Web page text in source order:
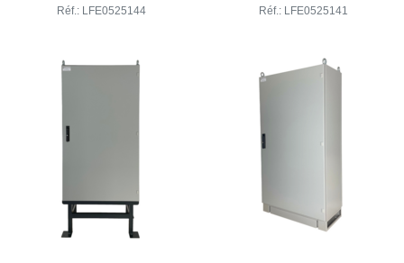
Réf.: LFE0525144 Réf.: LFE0525141